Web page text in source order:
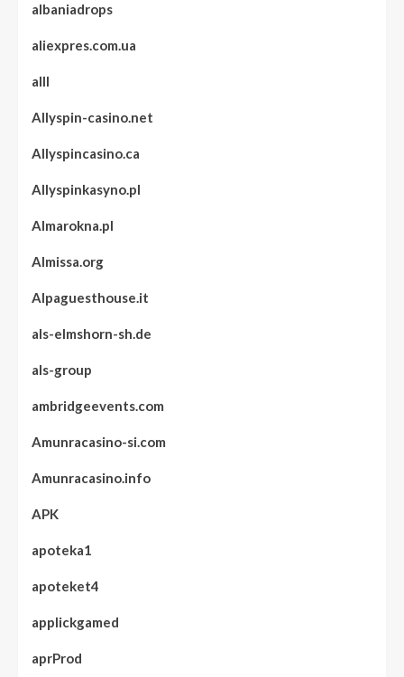
albaniadrops
aliexpres.com.ua
alll
Allyspin-casino.net
Allyspincasino.ca
Allyspinkasyno.pl
Almarokna.pl
Almissa.org
Alpaguesthouse.it
als-elmshorn-sh.de
als-group
ambridgeevents.com
Amunracasino-si.com
Amunracasino.info
APK
apoteka1
apoteket4
applickgamed
aprProd